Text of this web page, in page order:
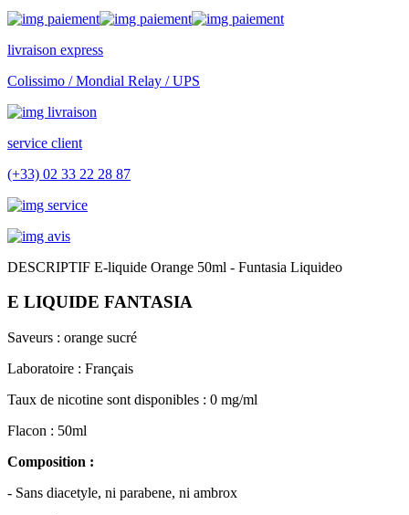
livraison express
Colissimo / Mondial Relay / UPS
service client
(+33) 02 33 22 28 87
DESCRIPTIF E-liquide Orange 50ml - Funtasia Liquideo
E LIQUIDE FANTASIA
Saveurs : orange sucré
Laboratoire : Français
Taux de nicotine sont disponibles : 0 mg/ml
Flacon : 50ml
Composition :
- Sans diacetyle, ni parabene, ni ambrox